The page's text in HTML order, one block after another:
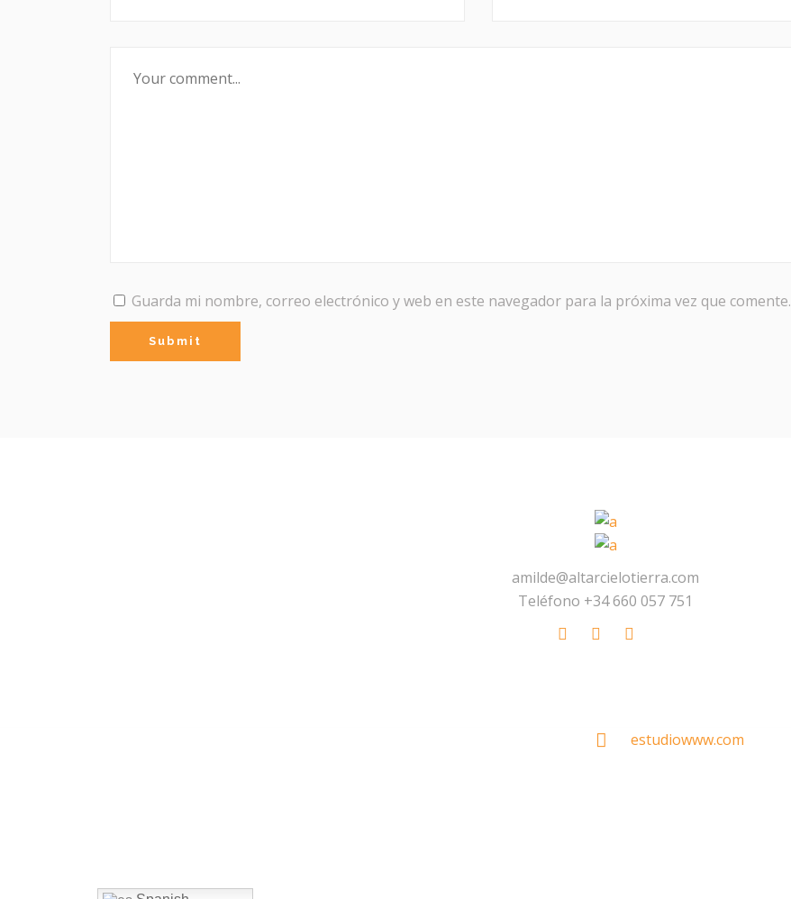
Guarda mi nombre, correo electrónico y web en este navegador para la próxima vez que comente.
amilde@altarcielotierra.com
Teléfono +34 660 057 751
estudiowww.com